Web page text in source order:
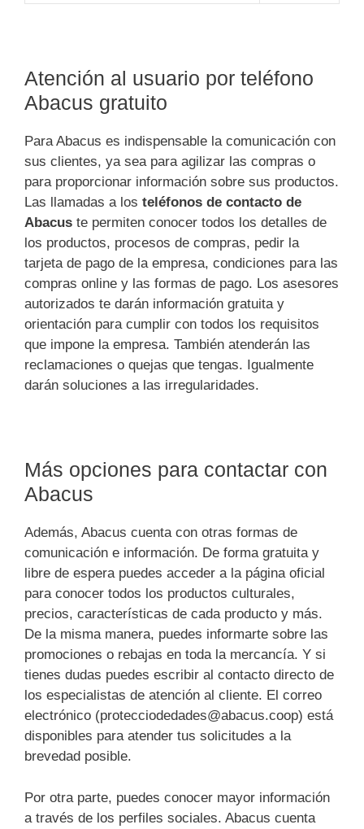
Atención al usuario por teléfono
Abacus gratuito
Para Abacus es indispensable la comunicación con
sus clientes, ya sea para agilizar las compras o
para proporcionar información sobre sus productos.
Las llamadas a los teléfonos de contacto de
Abacus te permiten conocer todos los detalles de
los productos, procesos de compras, pedir la
tarjeta de pago de la empresa, condiciones para las
compras online y las formas de pago. Los asesores
autorizados te darán información gratuita y
orientación para cumplir con todos los requisitos
que impone la empresa. También atenderán las
reclamaciones o quejas que tengas. Igualmente
darán soluciones a las irregularidades.
Más opciones para contactar con
Abacus
Además, Abacus cuenta con otras formas de
comunicación e información. De forma gratuita y
libre de espera puedes acceder a la página oficial
para conocer todos los productos culturales,
precios, características de cada producto y más.
De la misma manera, puedes informarte sobre las
promociones o rebajas en toda la mercancía. Y si
tienes dudas puedes escribir al contacto directo de
los especialistas de atención al cliente. El correo
electrónico (protecciodedades@abacus.coop) está
disponibles para atender tus solicitudes a la
brevedad posible.
Por otra parte, puedes conocer mayor información
a través de los perfiles sociales. Abacus cuenta